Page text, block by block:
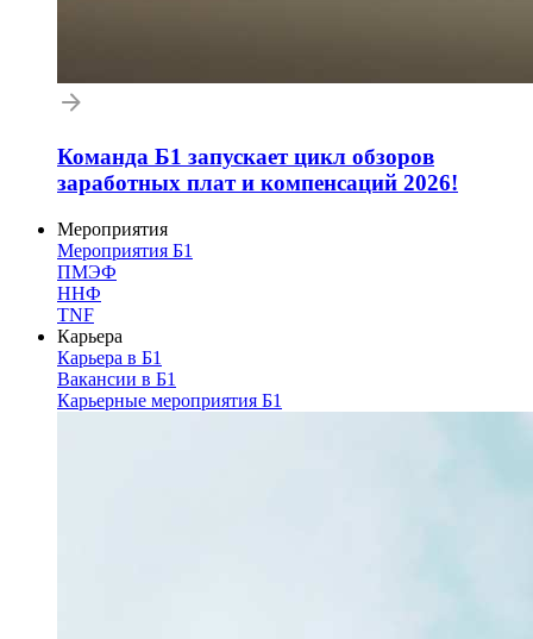
Команда Б1 запускает цикл обзоров
заработных плат и компенсаций 2026!
Мероприятия
Мероприятия Б1
ПМЭФ
ННФ
TNF
Карьера
Карьера в Б1
Вакансии в Б1
Карьерные мероприятия Б1